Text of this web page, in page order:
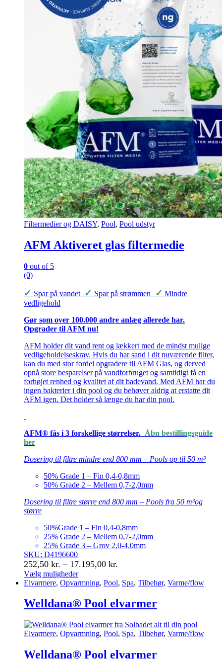
Filtermedier og DAISY, Pool, Pool udstyr
AFM Aktiveret glas filtermedie
0 out of 5
(0)
✓ Spar på vandet ✓ Spar på strømmen ✓ Mindre
vedligehold
Gør som over 100.000 andre anlæg allerede har.
Opgrader til AFM nu!
AFM holder dit vand rent og lækkert med de mindst mulige
vedligeholdelseskrav. Hvis du har sand i dit nuværende filter,
kan du med stor fordel opgradere til AFM Glas, og derved
opnå store besparelser på vandforbruget og samtidigt få en
forhøjet renhed og kvalitet af dit badevand. Med AFM har du
ingen bakterier i din pool og du behøver aldrig at erstatte dit
AFM igen. Det holder så længe du har din pool.
AFM® fås i 3 forskellige størrelser. Åbn bestillingsguide
her
Dosering til filtre mindre end 800 mm – Pools op til 50 m³
50% Grade 1 – Fin 0,4-0,8mm
50% Grade 2 – Mellem 0,7-2,0mm
Dosering til filtre større end 800 mm – Pools fra 50 m³og
større
50%Grade 1 – Fin 0,4-0,8mm
25% Grade 2 – Mellem 0,7-2,0mm
25% Grade 3 – Grov 2,0-4,0mm
SKU: D4196600
252,50 kr. – 17.195,00 kr.
til
Vælg muligheder
Dette
har
flere
Mulighederne
kan
på
Elvarmere, Opvarmning, Pool, Spa, Tilbehør, Varme/flow
Welldana® Pool elvarmer
Elvarmere, Opvarmning, Pool, Spa, Tilbehør, Varme/flow
Welldana® Pool elvarmer